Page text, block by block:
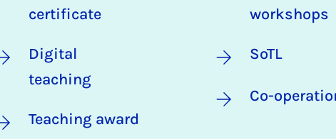
certificate
Digital
teaching
Teaching award
workshops
SoTL
Co-